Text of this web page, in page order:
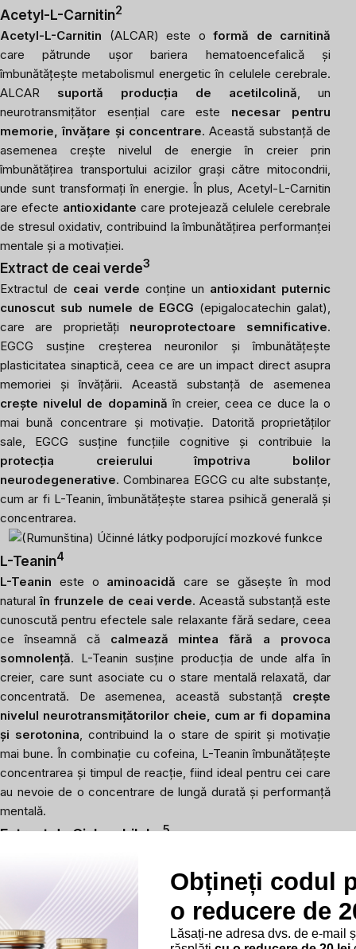
Acetyl-L-Carnitin2
Acetyl-L-Carnitin (ALCAR) este o formă de carnitină
care pătrunde ușor bariera hematoencefalică și
îmbunătățește metabolismul energetic în celulele cerebrale.
ALCAR suportă producția de acetilcolină , un
neurotransmițător esențial care este necesar pentru
memorie, învățare și concentrare. Această substanță de
asemenea crește nivelul de energie în creier prin
îmbunătățirea transportului acizilor grași către mitocondrii,
unde sunt transformați în energie. În plus, Acetyl-L-Carnitin
are efecte antioxidante care protejează celulele cerebrale
de stresul oxidativ, contribuind la îmbunătățirea performanței
mentale și a motivației.
Extract de ceai verde3
Extractul de ceai verde conține un antioxidant puternic
cunoscut sub numele de EGCG (epigalocatechin galat),
care are proprietăți neuroprotectoare semnificative.
EGCG susține creșterea neuronilor și îmbunătățește
plasticitatea sinaptică, ceea ce are un impact direct asupra
memoriei și învățării. Această substanță de asemenea
crește nivelul de dopamină în creier, ceea ce duce la o
mai bună concentrare și motivație. Datorită proprietăților
sale, EGCG susține funcțiile cognitive și contribuie la
protecția creierului împotriva bolilor
neurodegenerative. Combinarea EGCG cu alte substanțe,
cum ar fi L-Teanin, îmbunătățește starea psihică generală și
concentrarea.
L-Teanin4
L-Teanin este o aminoacidă care se găsește în mod
naturalîn frunzele de ceai verde. Această substanță este
cunoscută pentru efectele sale relaxante fără sedare, ceea
ce înseamnă că calmează mintea fără a provoca
somnolență. L-Teanin susține producția de unde alfa în
creier, care sunt asociate cu o stare mentală relaxată, dar
concentrată. De asemenea, această substanță crește
nivelul neurotransmițătorilor cheie, cum ar fi dopamina
și serotonina, contribuind la o stare de spirit și motivație
mai bune. În combinație cu cofeina, L-Teanin îmbunătățește
concentrarea și timpul de reacție, fiind ideal pentru cei care
au nevoie de o concentrare de lungă durată și performanță
mentală.
Extract de Ginkgo biloba5
medicinale și extractul său este cunoscut pentru
capacitatea de a îmbunătăți fluxul de sânge către
creier, ceea ce conduce la o mai bună oxigenare și
aprovizionare cu nutrienți a celulelor cerebrale. Această
Obțineți codul
o reducere de
Lăsați-ne adresa dvs. de e-mail